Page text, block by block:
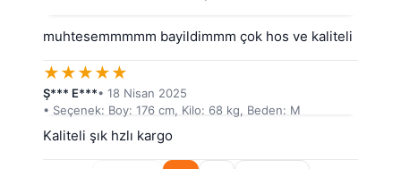
muhtesemmmmm bayildimmm çok hos ve kaliteli
★★★★★
Ş*** E***• 18 Nisan 2025
• Seçenek: Boy: 176 cm, Kilo: 68 kg, Beden: M
Kaliteli şık hzlı kargo